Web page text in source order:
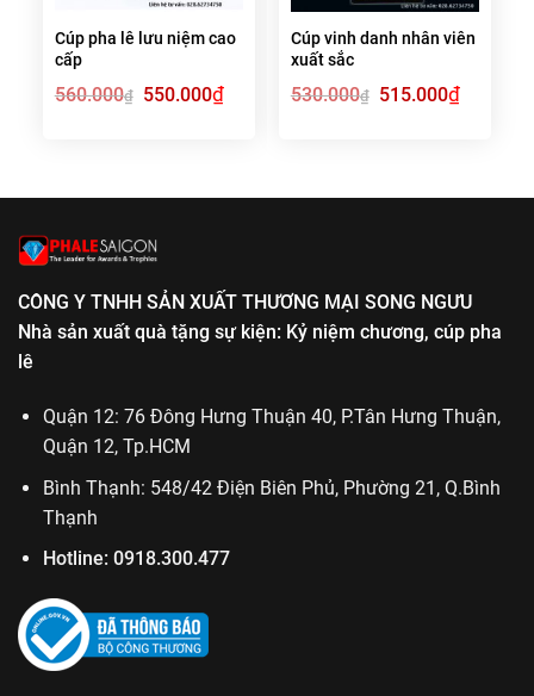
Cúp pha lê lưu niệm cao
cấp
560.000₫
Giá
gốc
550.000₫Giá
hiện
Cúp vinh danh nhân viên
xuất sắc
530.000₫
Giá
gốc
515.000₫Giá
hiện
CÔNG Y TNHH SẢN XUẤT THƯƠNG MẠI SONG NGƯU
Nhà sản xuất quà tặng sự kiện: Kỷ niệm chương, cúp pha
lê
Quận 12: 76 Đông Hưng Thuận 40, P.Tân Hưng Thuận,
Quận 12, Tp.HCM
Bình Thạnh: 548/42 Điện Biên Phủ, Phường 21, Q.Bình
Thạnh
Hotline: 0918.300.477